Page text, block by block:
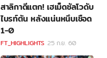
สาลิกาดีแตก! เฮเม็ดซัลโวดับ
ไบรท์ตัน หลังแน่นหนึบเชือด
1-0
FT_HIGHLIGHTS 25 ก.ย. 60